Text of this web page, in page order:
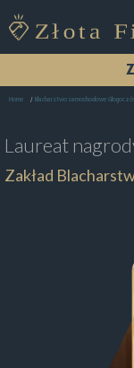
Home Blacharstwo samochodowe
Laureat
Zakład